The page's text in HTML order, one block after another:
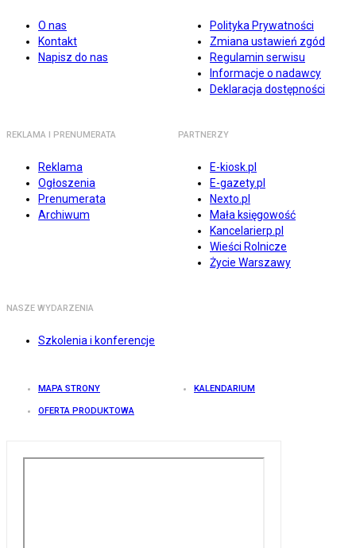
O nas
Kontakt
Napisz do nas
Polityka Prywatności
Zmiana ustawień zgód
Regulamin serwisu
Informacje o nadawcy
Deklaracja dostępności
REKLAMA I PRENUMERATA
Reklama
Ogłoszenia
Prenumerata
Archiwum
PARTNERZY
E-kiosk.pl
E-gazety.pl
Nexto.pl
Mała księgowość
Kancelarierp.pl
Wieści Rolnicze
Życie Warszawy
NASZE WYDARZENIA
Szkolenia i konferencje
MAPA STRONY KALENDARIUM
OFERTA PRODUKTOWA